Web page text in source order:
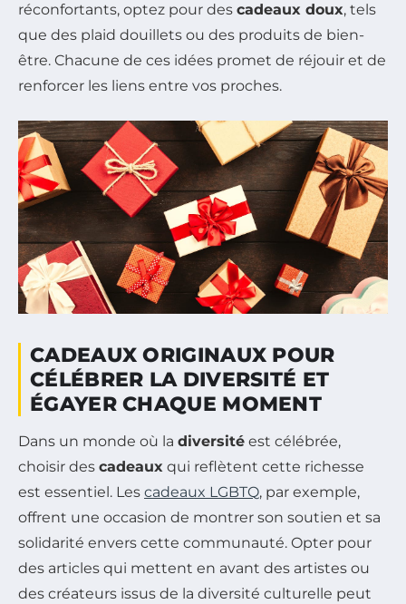
réconfortants, optez pour des cadeaux doux, tels
que des plaid douillets ou des produits de bien-
être. Chacune de ces idées promet de réjouir et de
renforcer les liens entre vos proches.
CADEAUX ORIGINAUX POUR
CÉLÉBRER LA DIVERSITÉ ET
ÉGAYER CHAQUE MOMENT
Dans un monde où la diversité est célébrée,
choisir des cadeaux qui reflètent cette richesse
est essentiel. Les cadeaux LGBTQ, par exemple,
offrent une occasion de montrer son soutien et sa
solidarité envers cette communauté. Opter pour
des articles qui mettent en avant des artistes ou
des créateurs issus de la diversité culturelle peut